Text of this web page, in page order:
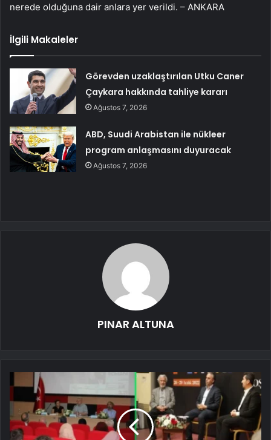
nerede olduğuna dair anlara yer verildi. – ANKARA
İlgili Makaleler
Görevden uzaklaştırılan Utku Caner
Çaykara hakkında tahliye kararı
Ağustos 7, 2026
ABD, Suudi Arabistan ile nükleer
program anlaşmasını duyuracak
Ağustos 7, 2026
PINAR ALTUNA